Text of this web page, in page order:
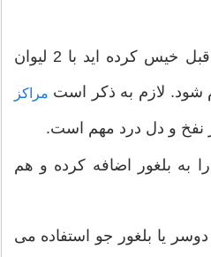
بلغور گندم را که از شب قبل خیس کرده اید با 2 لیوان
شود. لازم به ذکر است مراکز
نفخ و دل درد مهم است.
به بلغور اضافه کرده و هم
یا بلغور جو استفاده می